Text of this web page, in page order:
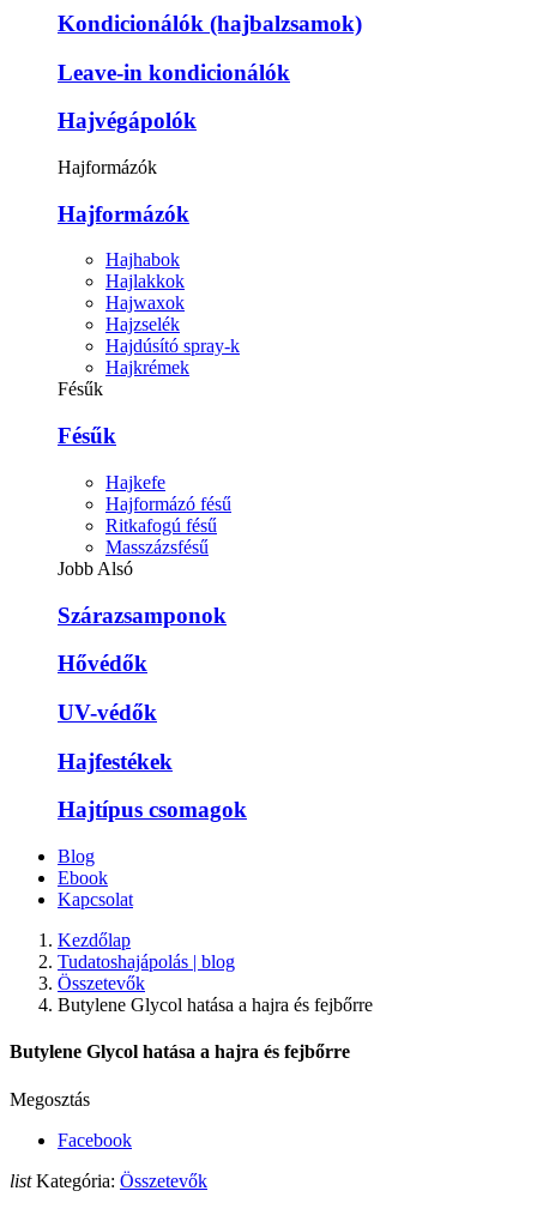
Kondicionálók (hajbalzsamok)
Leave-in kondicionálók
Hajvégápolók
Hajformázók
Hajformázók
Hajhabok
Hajlakkok
Hajwaxok
Hajzselék
Hajdúsító spray-k
Hajkrémek
Fésűk
Fésűk
Hajkefe
Hajformázó fésű
Ritkafogú fésű
Masszázsfésű
Jobb Alsó
Szárazsamponok
Hővédők
UV-védők
Hajfestékek
Hajtípus csomagok
Blog
Ebook
Kapcsolat
Kezdőlap
Tudatoshajápolás | blog
Összetevők
Butylene Glycol hatása a hajra és fejbőrre
Butylene Glycol hatása a hajra és fejbőrre
Megosztás
Facebook
list Kategória: Összetevők